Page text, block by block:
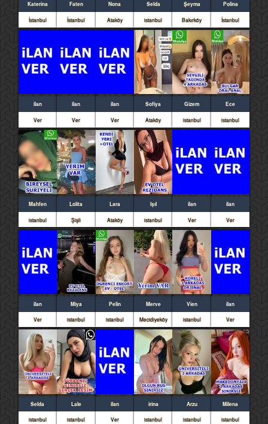
Katerina
İstanbul
Faten
İstanbul
Nona
Ataköy
Selda
istanbul
Şeyma
Bakırköy
Polina
İstanbul
ilan
Ver
ilan
Ver
ilan
Ver
Sofiya
Ataköy
Gizem
istanbul
Ece
istanbul
Mahfen
istanbul
Lolita
Şişli
Lara
Ataköy
Işıl
istanbul
ilan
Ver
ilan
Ver
ilan
Ver
Miya
istanbul
Pelin
istanbul
Merve
Mecidiyeköy
Vien
istanbul
ilan
Ver
Selda
istanbul
Lale
istanbul
ilan
Ver
irina
istanbul
Arzu
istanbul
Milena
istanbul